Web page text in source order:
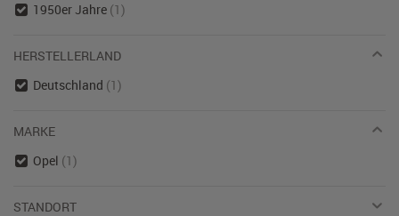
1950er Jahre (1)
HERSTELLERLAND
Deutschland (1)
MARKE
Opel (1)
STANDORT